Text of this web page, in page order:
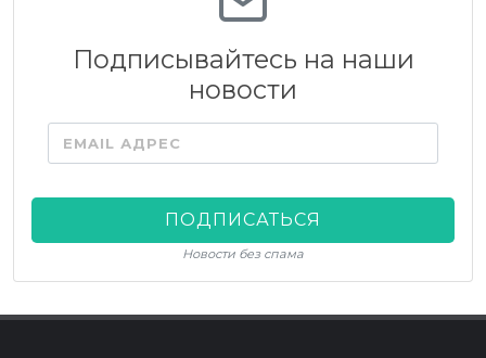
Подписывайтесь на наши
новости
EMAIL АДРЕС
ПОДПИСАТЬСЯ
Новости без спама